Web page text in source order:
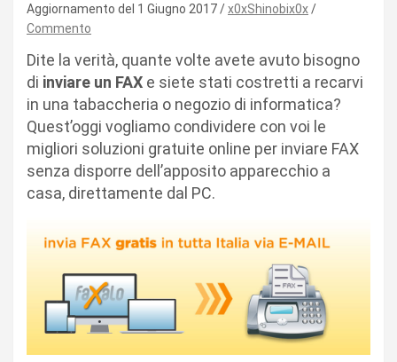
Aggiornamento del 1 Giugno 2017
x0xShinobix0x
Commento
Dite la verità, quante volte avete avuto bisogno
di inviare un FAX e siete stati costretti a recarvi
in una tabaccheria o negozio di informatica?
Quest’oggi vogliamo condividere con voi le
migliori soluzioni gratuite online per inviare FAX
senza disporre dell’apposito apparecchio a
casa, direttamente dal PC.